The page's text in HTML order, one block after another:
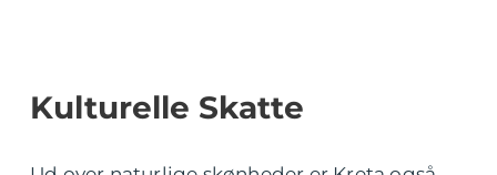
Kulturelle Skatte